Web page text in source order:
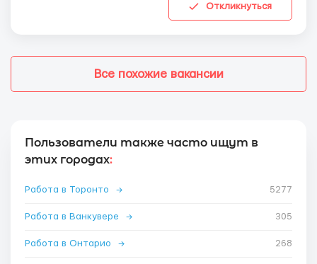
Откликнуться
Все похожие вакансии
Пользователи также часто ищут в
этих городах:
Работа в Торонто → 5277
Работа в Ванкувере → 305
Работа в Онтарио → 268